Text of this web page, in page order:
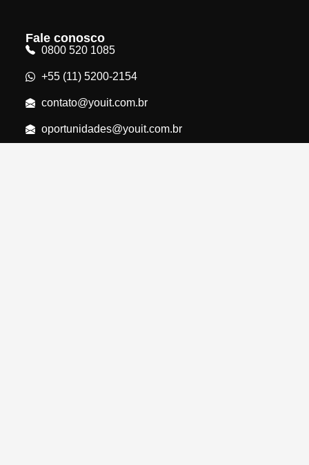
Fale conosco
0800 520 1085
+55 (11) 5200-2154
contato@youit.com.br
oportunidades@youit.com.br